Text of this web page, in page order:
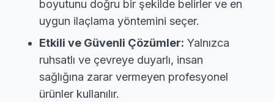
boyutunu doğru bir şekilde belirler ve en
uygun ilaçlama yöntemini seçer.
Etkili ve Güvenli Çözümler: Yalnızca
ruhsatlı ve çevreye duyarlı, insan
sağlığına zarar vermeyen profesyonel
ürünler kullanılır.